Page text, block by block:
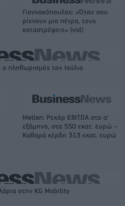
Γιαννακόπουλος: «Όταν σου
ρίχνουν μια πέτρα, τους
καταστρέφεις» (vid)
πληθωρισμός τον Ιούλιο
Metlen: Ρεκόρ EBITDA στο α'
εξάμηνο, στα 550 εκατ. ευρώ –
Καθαρά κέρδη 313 εκατ. ευρώ
στην KG Mobility